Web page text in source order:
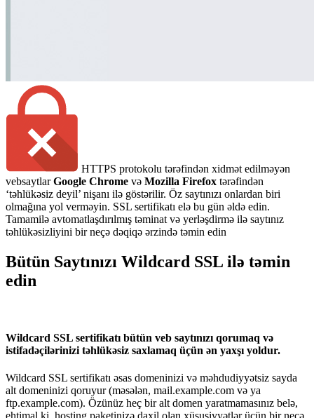
HTTPS protokolu tərəfindən xidmət edilməyən
vebsaytlarGoogle Chrome və Mozilla Firefox tərəfindən
‘təhlükəsiz deyil’ nişanı ilə göstərilir. Öz saytınızı onlardan biri
olmağına yol verməyin. SSL sertifikatı elə bu gün əldə edin.
Tamamilə avtomatlaşdırılmış təminat və yerləşdirmə ilə saytınız
təhlükəsizliyini bir neçə dəqiqə ərzində təmin edin
Bütün Saytınızı Wildcard SSL ilə təmin
edin
Wildcard SSL sertifikatı bütün veb saytınızı qorumaq və
istifadəçilərinizi təhlükəsiz saxlamaq üçün ən yaxşı yoldur.
Wildcard SSL sertifikatı əsas domeninizi və məhdudiyyətsiz sayda
alt domeninizi qoruyur (məsələn, mail.example.com və ya
ftp.example.com). Özünüz heç bir alt domen yaratmamasınız belə,